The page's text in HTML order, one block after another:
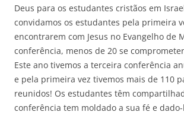
Deus para os estudantes cristãos em
convidamos os estudantes pela primeira
encontrarem com Jesus no Evangelho de
conferência, menos de 20 se
Este ano tivemos a terceira conferência
e pela primeira vez tivemos mais de 110
reunidos! Os estudantes têm
conferência tem moldado a sua fé e